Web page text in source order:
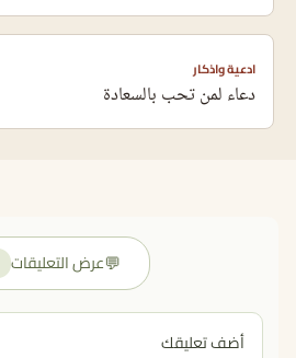
ادعية واذكار
دعاء لمن تحب بالسعادة
💬عرض التعليقات
أضف تعليقك